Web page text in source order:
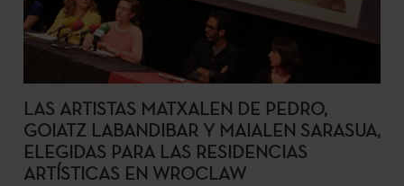
LAS ARTISTAS MATXALEN DE PEDRO,
GOIATZ LABANDIBAR Y MAIALEN SARASUA,
ELEGIDAS PARA LAS RESIDENCIAS
ARTÍSTICAS EN WROCLAW